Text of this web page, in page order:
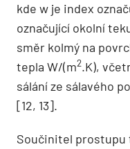
kde w je index
označující okolní
směr kolmý na
tepla W/(m2.K),
sálání ze sálavého
[12, 13].
Součinitel prostupu